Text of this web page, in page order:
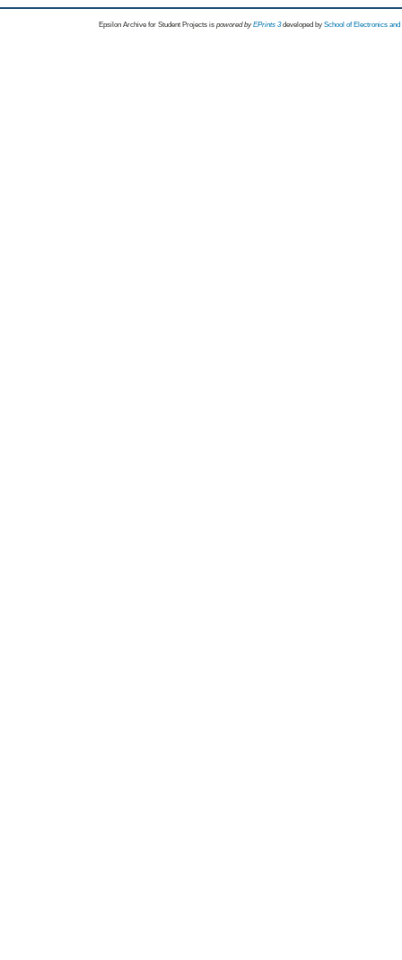
Epsilon Archive for Student Projects is powored byEPrints 3 developed by School of Electronics